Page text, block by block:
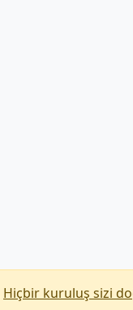
Hiçbir kuruluş sizi